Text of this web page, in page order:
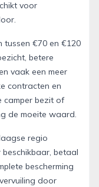
voor
tussen €70 en €120
betere
vaak een meer
contracten en
camper bezit of
de moeite waard.
regio
betaal
bescherming
door